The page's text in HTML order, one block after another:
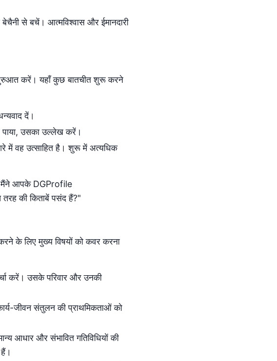
से बचें। आत्मविश्वास और ईमानदारी
शुरुआत करें। यहाँ कुछ बातचीत शुरू करने
दें।
उसका उल्लेख करें।
में वह उत्साहित है। शुरू में अत्यधिक
मैंने आपके DGProfile
की किताबें पसंद हैं?"
के लिए मुख्य विषयों को कवर करना
करें। उसके परिवार और उनकी
जीवन संतुलन की प्राथमिकताओं को
आधार और संभावित गतिविधियों की